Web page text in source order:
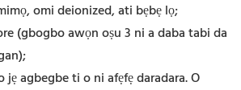
omi deionized, ati bẹbẹ lọ;
(gbogbo awọn oṣu 3 ni a daba tabi da
agbegbe ti o ni afẹfẹ daradara. O